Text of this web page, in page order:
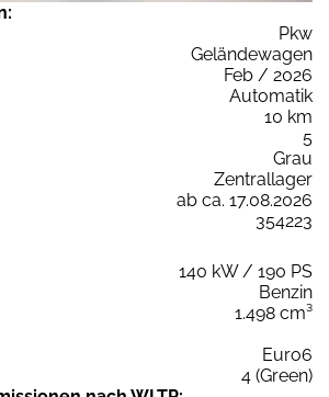
Pkw
Geländewagen
Feb / 2026
Automatik
10 km
5
Grau
Zentrallager
ab ca. 17.08.2026
354223
140 kW / 190 PS
Benzin
1.498 cm³
Euro6
4 (Green)